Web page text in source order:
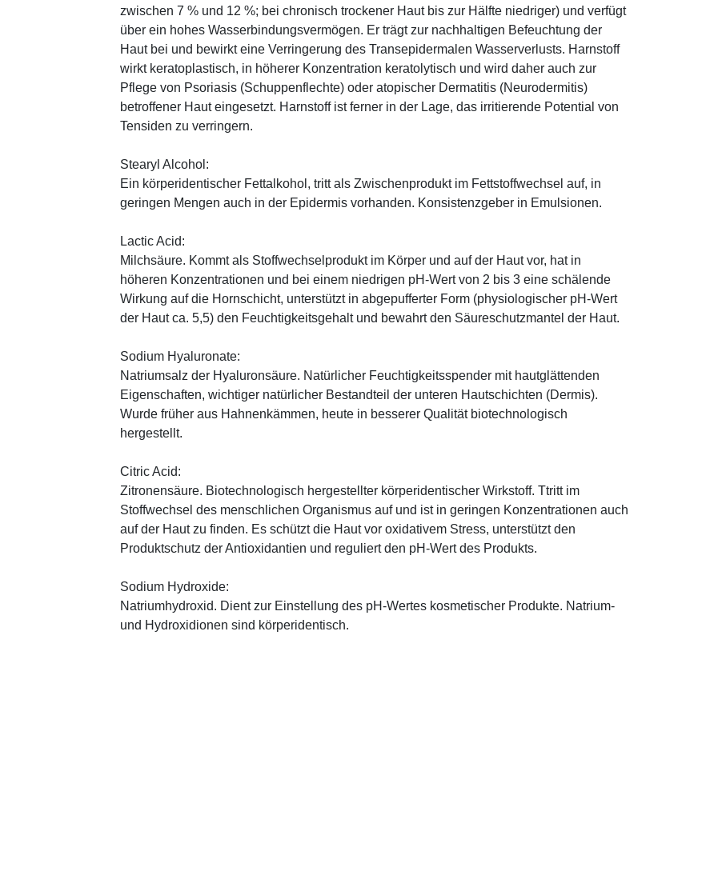
zwischen 7 % und 12 %; bei chronisch trockener Haut bis zur Hälfte niedriger) und verfügt
über ein hohes Wasserbindungsvermögen. Er trägt zur nachhaltigen Befeuchtung der
Haut bei und bewirkt eine Verringerung des Transepidermalen Wasserverlusts. Harnstoff
wirkt keratoplastisch, in höherer Konzentration keratolytisch und wird daher auch zur
Pflege von Psoriasis (Schuppenflechte) oder atopischer Dermatitis (Neurodermitis)
betroffener Haut eingesetzt. Harnstoff ist ferner in der Lage, das irritierende Potential von
Tensiden zu verringern.
Stearyl Alcohol:
Ein körperidentischer Fettalkohol, tritt als Zwischenprodukt im Fettstoffwechsel auf, in
geringen Mengen auch in der Epidermis vorhanden. Konsistenzgeber in Emulsionen.
Lactic Acid:
Milchsäure. Kommt als Stoffwechselprodukt im Körper und auf der Haut vor, hat in
höheren Konzentrationen und bei einem niedrigen pH-Wert von 2 bis 3 eine schälende
Wirkung auf die Hornschicht, unterstützt in abgepufferter Form (physiologischer pH-Wert
der Haut ca. 5,5) den Feuchtigkeitsgehalt und bewahrt den Säureschutzmantel der Haut.
Sodium Hyaluronate:
Natriumsalz der Hyaluronsäure. Natürlicher Feuchtigkeitsspender mit hautglättenden
Eigenschaften, wichtiger natürlicher Bestandteil der unteren Hautschichten (Dermis).
Wurde früher aus Hahnenkämmen, heute in besserer Qualität biotechnologisch
hergestellt.
Citric Acid:
Zitronensäure. Biotechnologisch hergestellter körperidentischer Wirkstoff. Ttritt im
Stoffwechsel des menschlichen Organismus auf und ist in geringen Konzentrationen auch
auf der Haut zu finden. Es schützt die Haut vor oxidativem Stress, unterstützt den
Produktschutz der Antioxidantien und reguliert den pH-Wert des Produkts.
Sodium Hydroxide:
Natriumhydroxid. Dient zur Einstellung des pH-Wertes kosmetischer Produkte. Natrium-
und Hydroxidionen sind körperidentisch.